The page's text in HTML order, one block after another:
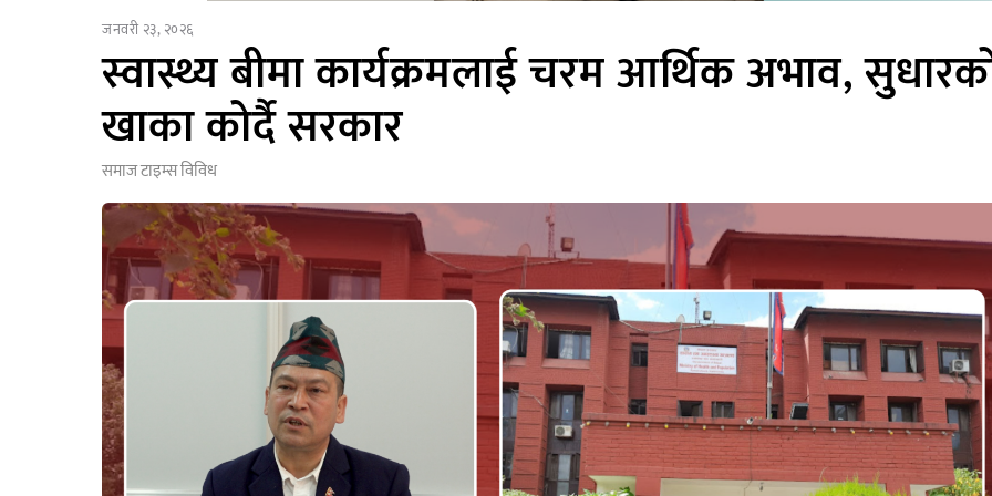
जनवरी २३, २०२६
स्वास्थ्य बीमा कार्यक्रमलाई चरम आर्थिक अभाव,
खाका कोर्दै सरकार
समाज टाइम्सविविध